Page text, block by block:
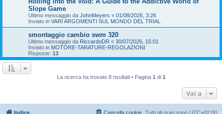
Slope Game
Ultimo messaggio da JohnMeyers « 01/08/2026, 3:26
Inviato in VARI ARGOMENTI SUL MONDO DEL TRIAL
smontaggio cambio swm 320
Ultimo messaggio da RiccardoDR « 30/07/2026, 15:01
Inviato in MOTORE-TARATURE-REGOLAZIONI
Risposte: 13
La ricerca ha trovato 8 risultati • Pagina 1 di 1
Vai a
Indice Tutti gli orari sono UTC+02:00
Cancella cookie